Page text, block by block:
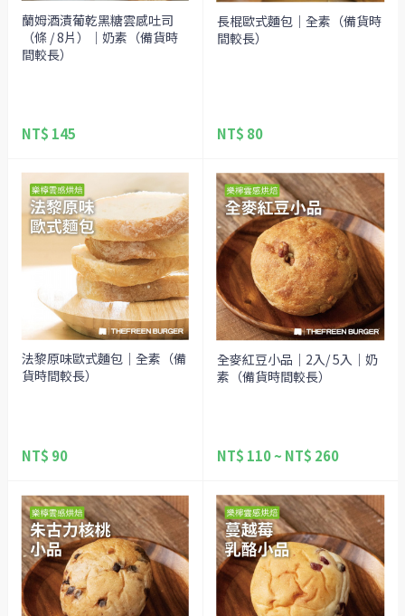
蘭姆酒漬葡乾黑糖雲感吐司
（條 / 8片）｜奶素（備貨時
間較長）
NT$ 145
長棍歐式麵包｜全素（備貨時
間較長）
NT$ 80
法黎原味歐式麵包｜全素（備
貨時間較長）
NT$ 90
全麥紅豆小品｜2入/ 5入｜奶
素（備貨時間較長）
NT$ 110 ~ NT$ 260